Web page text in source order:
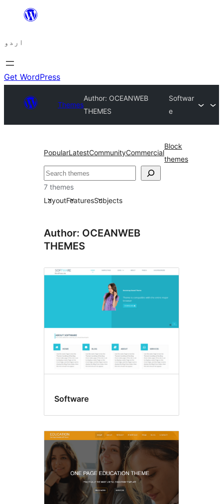
چھوڑیں
پر
جائیں
اردو
Get WordPress
Themes
Author: OCEANWEB
THEMES
Softwar
e
PopularLatestCommunityCommercial
Block
themes
تلاش
7 themes
LayoutFeaturesSubjects
Author: OCEANWEB
THEMES
Software